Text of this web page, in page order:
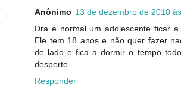
Anônimo 13 de dezembro de 2010
Dra é normal um adolescente ficar
Ele tem 18 anos e não quer fazer
de lado e fica a dormir o tempo
desperto.
Responder